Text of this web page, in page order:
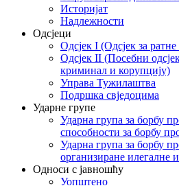
Историјат
Надлежности
Одсјеци
Одсјек I (Одсјек за
Одсјек II (Посебни
криминал и корупцију)
Управа Тужилаштва
Подршка свједоцима
Ударне групе
Ударна група за борбу
способности за борбу
Ударна група за борбу
организиране илегалне
Односи с јавношћу
Уопштено